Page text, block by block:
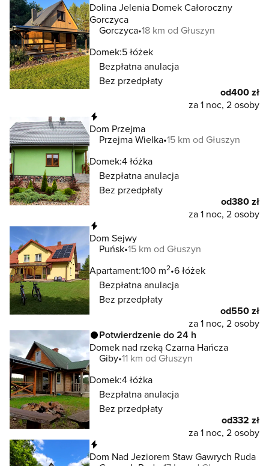
Dolina Jelenia Domek Całoroczny
Gorczyca
Gorczyca 18 km od Głuszyn
Domek:5 łóżek
Bezpłatna anulacja
Bez przedpłaty
od400 zł
za 1 noc, 2 osoby
Dom Przejma
Przejma Wielka 15 km od Głuszyn
Domek:4 łóżka
Bezpłatna anulacja
Bez przedpłaty
od380 zł
za 1 noc, 2 osoby
Dom Sejwy
Puńsk 15 km od Głuszyn
Apartament:100 m2 6 łóżek
Bezpłatna anulacja
Bez przedpłaty
od550 zł
za 1 noc, 2 osoby
Potwierdzenie do 24 h
Domek nad rzeką Czarna Hańcza
Giby 11 km od Głuszyn
Domek:4 łóżka
Bezpłatna anulacja
Bez przedpłaty
od332 zł
za 1 noc, 2 osoby
Dom Nad Jeziorem Staw Gawrych Ruda